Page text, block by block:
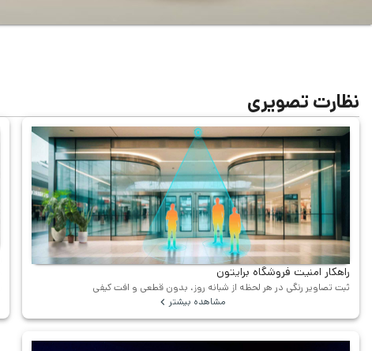
نظارت تصویری
راهکار امنیت فروشگاه برایتون
ثبت تصاویر رنگی در هر لحظه از شبانه روز، بدون قطعی و افت کیفی
مشاهده بیشتر